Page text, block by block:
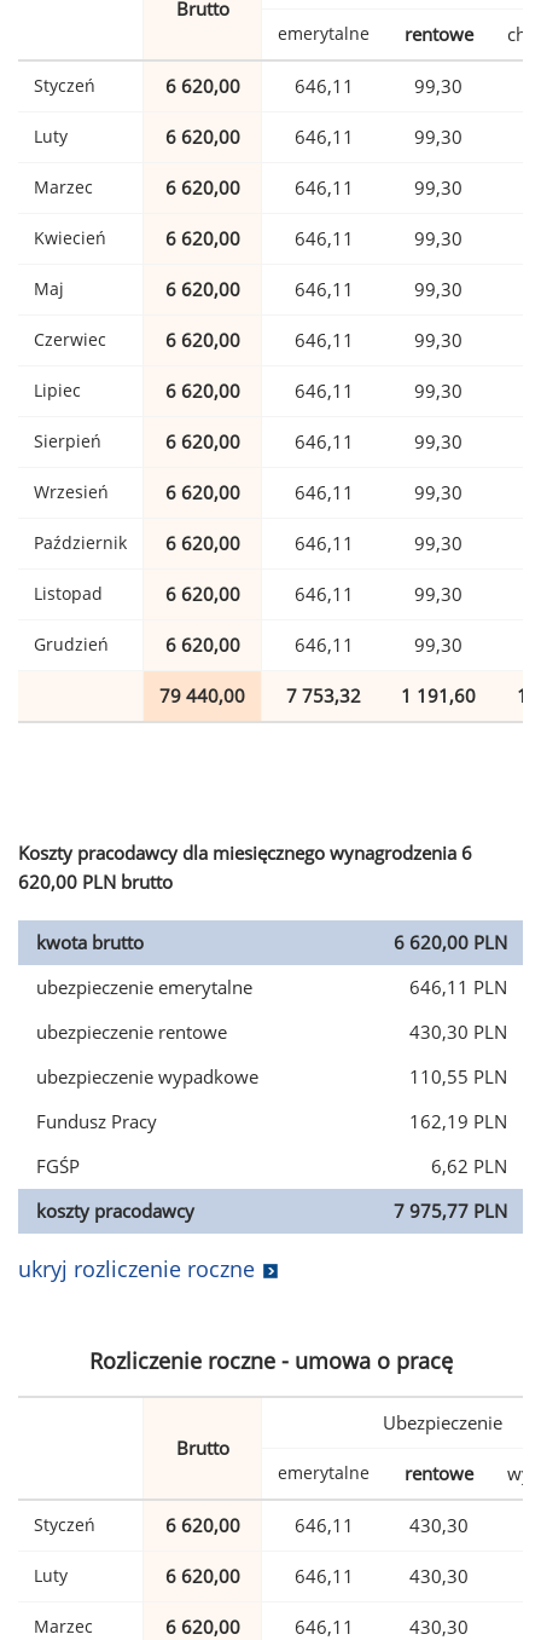
Brutto
emerytalne rentowe
Styczeń 6 620,00 646,11 99,30
Luty 6 620,00 646,11 99,30
Marzec 6 620,00 646,11 99,30
Kwiecień 6 620,00 646,11 99,30
Maj 6 620,00 646,11 99,30
Czerwiec 6 620,00 646,11 99,30
Lipiec 6 620,00 646,11 99,30
Sierpień 6 620,00 646,11 99,30
Wrzesień 6 620,00 646,11 99,30
Październik 6 620,00 646,11 99,30
Listopad 6 620,00 646,11 99,30
Grudzień 6 620,00 646,11 99,30
79 440,00 7 753,32 1 191,60 1
Koszty pracodawcy dla miesięcznego wynagrodzenia 6
620,00 PLN brutto
kwota brutto
6 620,00 PLN
ubezpieczenie emerytalne
646,11 PLN
ubezpieczenie rentowe
430,30 PLN
ubezpieczenie wypadkowe
110,55 PLN
Fundusz Pracy
162,19 PLN
FGŚP
6,62 PLN
koszty pracodawcy
7 975,77 PLN
ukryj rozliczenie roczne
Rozliczenie roczne - umowa o pracę
Brutto
Ubezpieczenie
emerytalne rentowe
Styczeń 6 620,00 646,11 430,30
Luty 6 620,00 646,11 430,30
Marzec 6 620,00 646,11 430,30